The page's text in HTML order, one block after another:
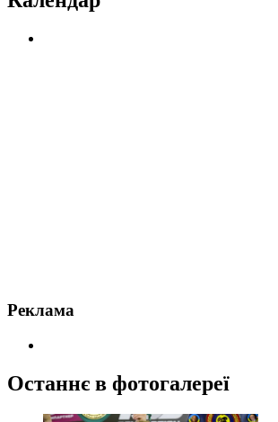
Реклама
Останнє в фотогалереї